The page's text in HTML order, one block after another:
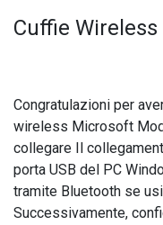
Cuffie
Congratulazioni per
wireless Microsoft
collegare Il
porta USB del PC
tramite Bluetooth se
Successivamente,